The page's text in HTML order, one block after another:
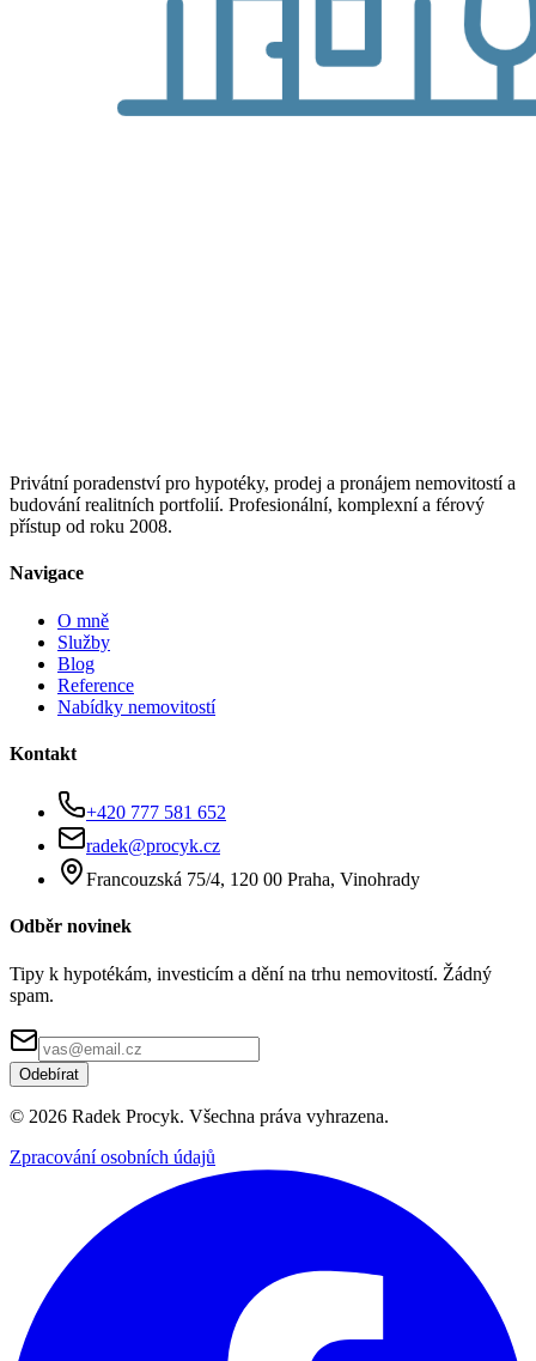
Privátní poradenství pro hypotéky, prodej a pronájem nemovitostí a
budování realitních portfolií. Profesionální, komplexní a férový
přístup od roku 2008.
Navigace
O mně
Služby
Blog
Reference
Nabídky nemovitostí
Kontakt
+420 777 581 652
radek@procyk.cz
Francouzská 75/4, 120 00 Praha, Vinohrady
Odběr novinek
Tipy k hypotékám, investicím a dění na trhu nemovitostí. Žádný
spam.
Odebírat
© 2026 Radek Procyk. Všechna práva vyhrazena.
Zpracování osobních údajů